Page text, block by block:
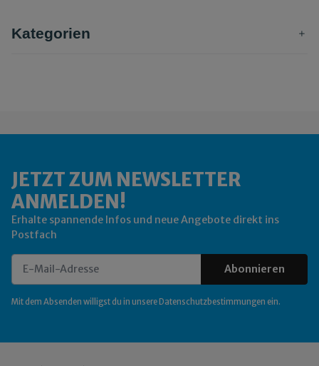
Kategorien
JETZT ZUM NEWSLETTER
ANMELDEN!
Erhalte spannende Infos und neue Angebote direkt ins
Postfach
Abonnieren
Mit dem Absenden willigst du in unsere Datenschutzbestimmungen ein.